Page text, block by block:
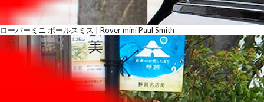
ローバーミニ ポールスミス | Rover mini Paul Smith